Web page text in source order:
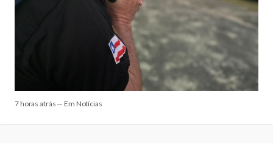
7 horas atrás — Em Notícias